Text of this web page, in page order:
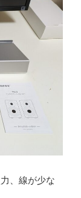
、線が少な